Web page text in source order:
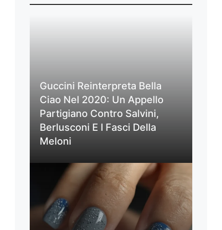
Guccini Reinterpreta Bella
Ciao Nel 2020: Un Appello
Partigiano Contro Salvini,
Berlusconi E I Fasci Della
Meloni